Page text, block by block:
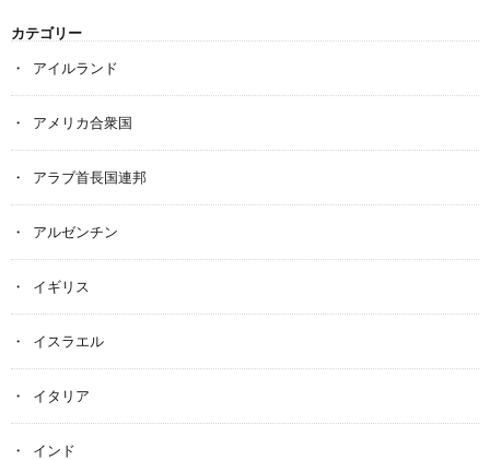
カテゴリー
アイルランド
アメリカ合衆国
アラブ首長国連邦
アルゼンチン
イギリス
イスラエル
イタリア
インド